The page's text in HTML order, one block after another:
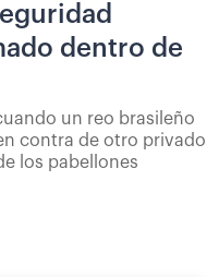
dentro de
un reo brasileño
contra de otro privado
los pabellones